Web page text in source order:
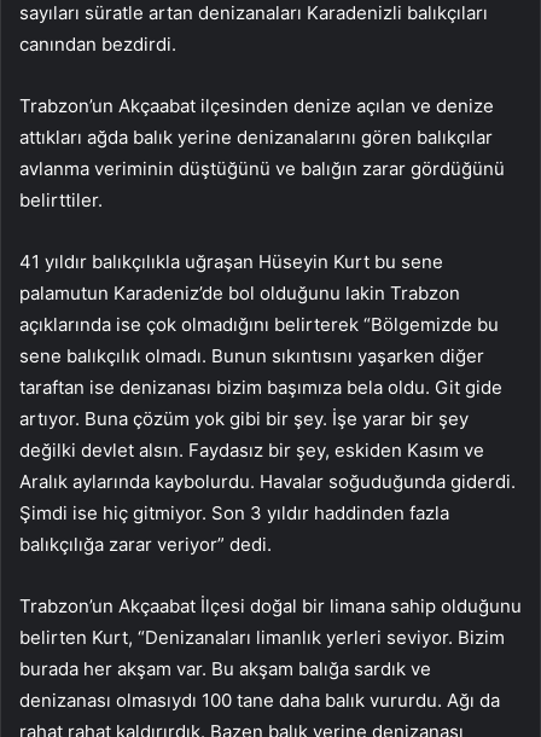
sayıları süratle artan denizanaları Karadenizli balıkçıları
canından bezdirdi.
Trabzon’un Akçaabat ilçesinden denize açılan ve denize
attıkları ağda balık yerine denizanalarını gören balıkçılar
avlanma veriminin düştüğünü ve balığın zarar gördüğünü
belirttiler.
41 yıldır balıkçılıkla uğraşan Hüseyin Kurt bu sene
palamutun Karadeniz’de bol olduğunu lakin Trabzon
açıklarında ise çok olmadığını belirterek “Bölgemizde bu
sene balıkçılık olmadı. Bunun sıkıntısını yaşarken diğer
taraftan ise denizanası bizim başımıza bela oldu. Git gide
artıyor. Buna çözüm yok gibi bir şey. İşe yarar bir şey
değilki devlet alsın. Faydasız bir şey, eskiden Kasım ve
Aralık aylarında kaybolurdu. Havalar soğuduğunda giderdi.
Şimdi ise hiç gitmiyor. Son 3 yıldır haddinden fazla
balıkçılığa zarar veriyor” dedi.
Trabzon’un Akçaabat İlçesi doğal bir limana sahip olduğunu
belirten Kurt, “Denizanaları limanlık yerleri seviyor. Bizim
burada her akşam var. Bu akşam balığa sardık ve
denizanası olmasıydı 100 tane daha balık vururdu. Ağı da
rahat rahat kaldırırdık. Bazen balık yerine denizanası